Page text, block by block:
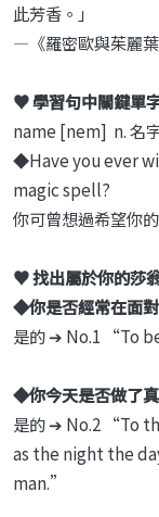
此芳香。」
—《羅密歐與茱麗
♥ 學習句中關鍵單
name [nеm] n. 名
◆Have you ever
magic spell?
你可曾想過希望你
♥ 找出屬於你的莎
◆你是否經常在面
是的 ➔ No.1 “To
◆你今天是否做了
是的 ➔ No.2 “To
as the night the
man.”